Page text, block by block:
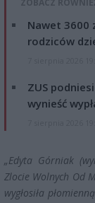
ZOBACZ
Nawet 3600
rodziców
ZUS
wynieść
„Edyta Górniak
Zlocie Wolnych Od
wygłosiła